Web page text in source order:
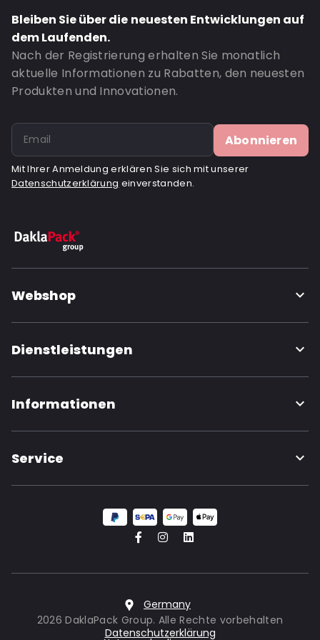
Bleiben Sie über die neuesten Entwicklungen auf
dem Laufenden.
Nach der Registrierung erhalten Sie monatlich
aktuelle Informationen zu Rabatten, den neuesten
Produkten und Innovationen.
Abonnieren
Mit Ihrer Anmeldung erklären Sie sich mit unserer
Datenschutzerklärung einverstanden.
Webshop
Dienstleistungen
Informationen
Service
Germany
2026 DaklaPack Group. Alle Rechte vorbehalten
Datenschutzerklärung